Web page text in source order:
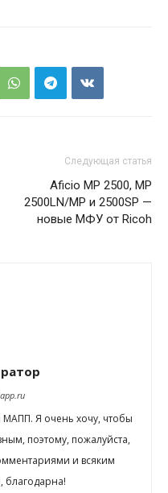
Следующая статья
Aficio MP 2500, MP
2500LN/MP и 2500SP —
новые МФУ от Ricoh
МАПП. Я очень хочу, чтобы
поэтому, пожалуйста,
и всяким
благодарна!